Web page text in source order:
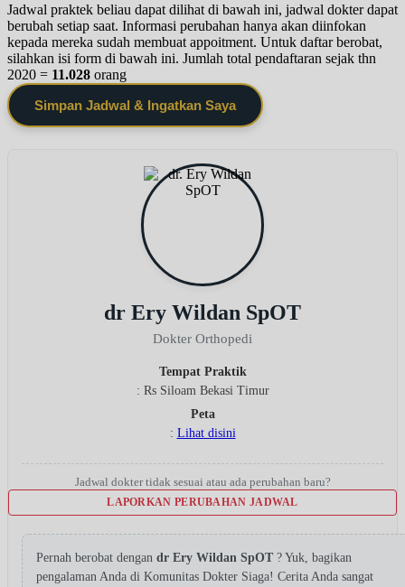
Jadwal praktek beliau dapat dilihat di bawah ini, jadwal dokter dapat
berubah setiap saat. Informasi perubahan hanya akan diinfokan
kepada mereka sudah membuat appoitment. Untuk daftar berobat,
silahkan isi form di bawah ini. Jumlah total pendaftaran sejak thn
2020 = 11.028 orang
Simpan Jadwal & Ingatkan Saya
dr Ery Wildan SpOT
Dokter Orthopedi
Tempat Praktik
: Rs Siloam Bekasi Timur
Peta
: Lihat disini
Jadwal dokter tidak sesuai atau ada perubahan baru?
LAPORKAN PERUBAHAN JADWAL
Pernah berobat dengan dr Ery Wildan SpOT ? Yuk, bagikan
pengalaman Anda di Komunitas Dokter Siaga! Cerita Anda sangat